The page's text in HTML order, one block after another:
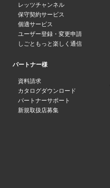
レッツチャンネル
保守契約サービス
個適サービス
ユーザー登録・変更申請
しごともっと楽しく通信
パートナー様
資料請求
カタログダウンロード
パートナーサポート
新規取扱店募集